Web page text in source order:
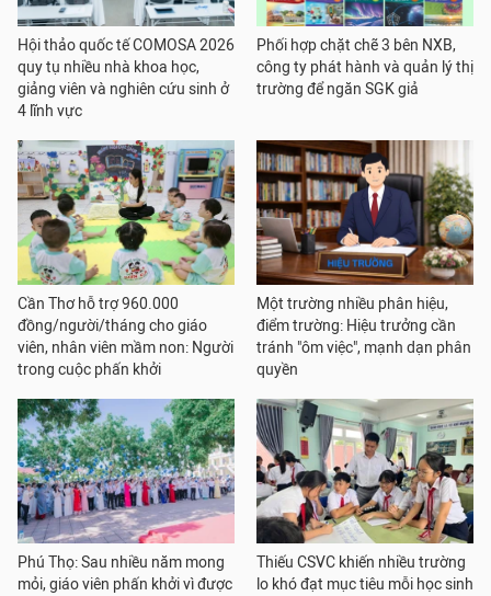
Hội thảo quốc tế COMOSA 2026
quy tụ nhiều nhà khoa học,
giảng viên và nghiên cứu sinh ở
4 lĩnh vực
Phối hợp chặt chẽ 3 bên NXB,
công ty phát hành và quản lý thị
trường để ngăn SGK giả
Cần Thơ hỗ trợ 960.000
đồng/người/tháng cho giáo
viên, nhân viên mầm non: Người
trong cuộc phấn khởi
Một trường nhiều phân hiệu,
điểm trường: Hiệu trưởng cần
tránh "ôm việc", mạnh dạn phân
quyền
Phú Thọ: Sau nhiều năm mong
mỏi, giáo viên phấn khởi vì được
Thiếu CSVC khiến nhiều trường
lo khó đạt mục tiêu mỗi học sinh